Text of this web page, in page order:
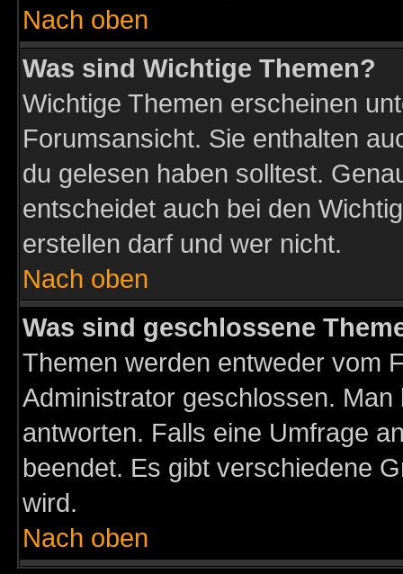
Nach oben
Was sind Wichtige Themen?
Wichtige Themen erscheinen
Forumsansicht. Sie enthalten
du gelesen haben solltest.
entscheidet auch bei den
erstellen darf und wer nicht.
Nach oben
Was sind geschlossene
Themen werden entweder vom
Administrator geschlossen.
antworten. Falls eine Umfrage
beendet. Es gibt verschiedene
wird.
Nach oben